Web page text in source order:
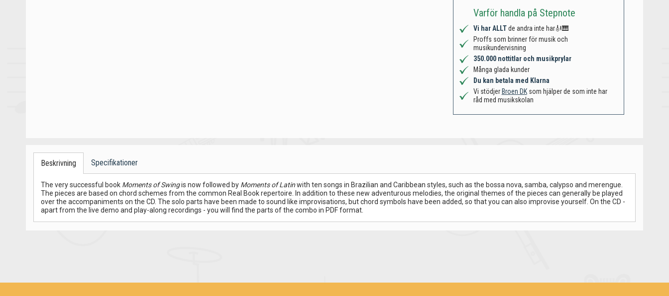
Varför handla på Stepnote
Vi har ALLTde andra inte har🎻🎹
Proffs som brinner för musik och
musikundervisning
350.000 nottitlar och musikprylar
Många glada kunder
Du kan betala med Klarna
Vi stödjer Broen DKsom hjälper de som inte har
råd med musikskolan
Beskrivning Specifikationer
The very successful book Moments of Swingis now followed by Moments of Latinwith ten songs in Brazilian and Caribbean styles, such as the bossa nova, samba, calypso and merengue.
The pieces are based on chord schemes from the common Real Book repertoire. In addition to these new adventurous melodies, the original themes of the pieces can generally be played
over the accompaniments on the CD. The solo parts have been made to sound like improvisations, but chord symbols have been added, so that you can also improvise yourself. On the CD -
apart from the live demo and play-along recordings - you will find the parts of the combo in PDF format.